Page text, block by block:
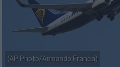
(AP Photo/Armando Franca)